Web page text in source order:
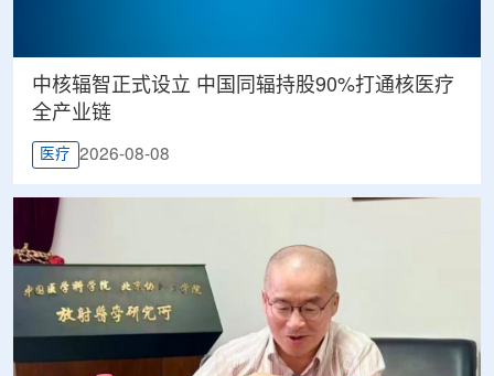
中核辐智正式设立 中国同辐持股90%打通核医疗
全产业链
医疗 2026-08-08